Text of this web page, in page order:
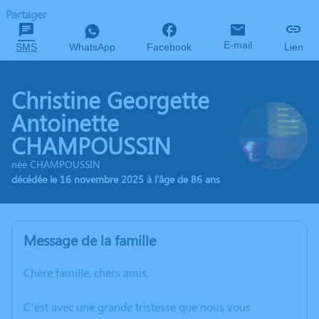
Partager
SMS WhatsApp Facebook E-mail Lien
Christine Georgette
Antoinette
CHAMPOUSSIN
née CHAMPOUSSIN
décédée le 16 novembre 2025 à l'âge de 86 ans
Message de la famille
Chère famille, chers amis,
C’est avec une grande tristesse que nous vous